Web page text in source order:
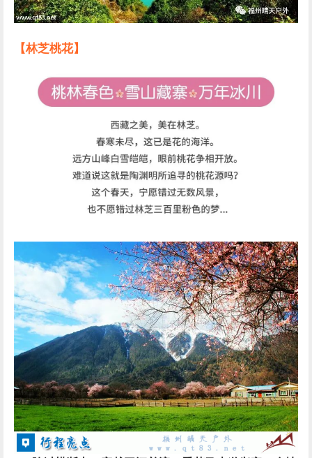
【林芝桃花】
1、跨过横断山，穿越三江并流，看茶马古道兴衰，在地
理景观和人文历史层面有更丰富的内涵和价值